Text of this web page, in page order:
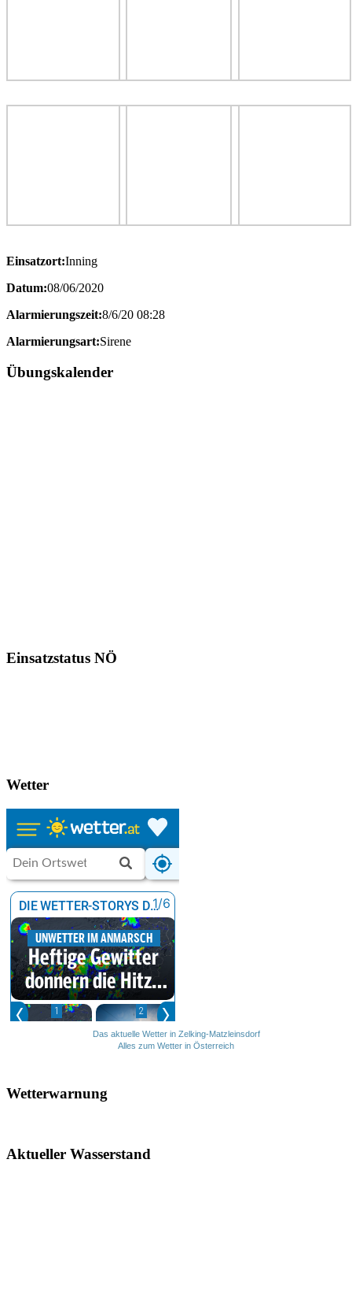
Einsatzort:Inning
Datum:08/06/2020
Alarmierungszeit:8/6/20 08:28
Alarmierungsart:Sirene
Übungskalender
Einsatzstatus NÖ
Wetter
Das aktuelle Wetter in Zelking-Matzleinsdorf
Alles zum Wetter in Österreich
Wetterwarnung
Aktueller Wasserstand